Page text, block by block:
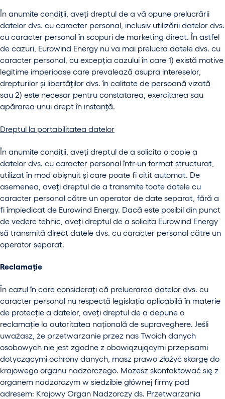
În anumite condiții, aveți dreptul de a vă opune prelucrării
datelor dvs. cu caracter personal, inclusiv utilizării datelor dvs.
cu caracter personal în scopuri de marketing direct. În astfel
de cazuri, Eurowind Energy nu va mai prelucra datele dvs. cu
caracter personal, cu excepția cazului în care 1) există motive
legitime imperioase care prevalează asupra intereselor,
drepturilor și libertăților dvs. în calitate de persoană vizată
sau 2) este necesar pentru constatarea, exercitarea sau
apărarea unui drept în instanță.
Dreptul la portabilitatea datelor
În anumite condiții, aveți dreptul de a solicita o copie a
datelor dvs. cu caracter personal într-un format structurat,
utilizat în mod obișnuit și care poate fi citit automat. De
asemenea, aveți dreptul de a transmite toate datele cu
caracter personal către un operator de date separat, fără a
fi împiedicat de Eurowind Energy. Dacă este posibil din punct
de vedere tehnic, aveți dreptul de a solicita Eurowind Energy
să transmită direct datele dvs. cu caracter personal către un
operator separat.
Reclamație
În cazul în care considerați că prelucrarea datelor dvs. cu
caracter personal nu respectă legislația aplicabilă în materie
de protecție a datelor, aveți dreptul de a depune o
reclamație la autoritatea națională de supraveghere. Jeśli
uważasz, że przetwarzanie przez nas Twoich danych
osobowych nie jest zgodne z obowiązującymi przepisami
dotyczącymi ochrony danych, masz prawo złożyć skargę do
krajowego organu nadzorczego. Możesz skontaktować się z
organem nadzorczym w siedzibie głównej firmy pod
adresem: Krajowy Organ Nadzorczy ds. Przetwarzania